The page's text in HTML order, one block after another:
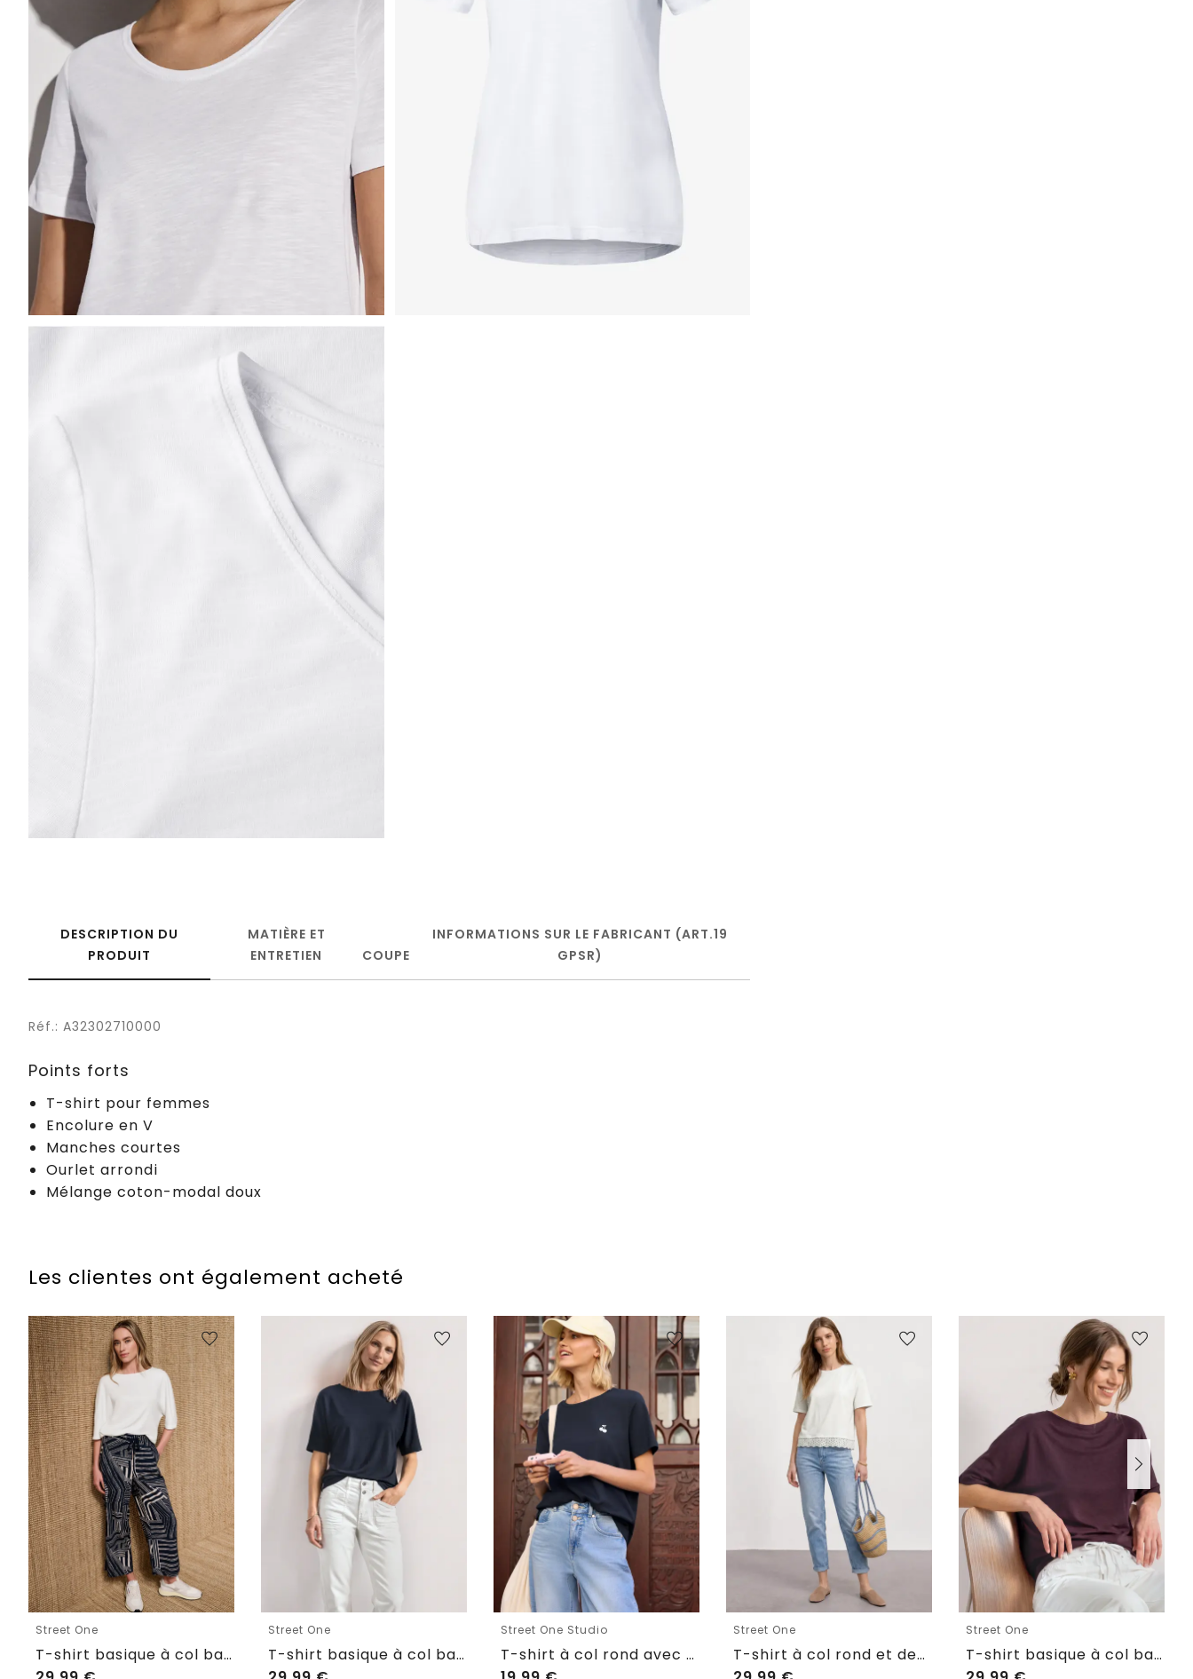
DESCRIPTION DU
PRODUIT
MATIÈRE ET
ENTRETIEN
COUPE
INFORMATIONS SUR LE FABRICANT (ART.19
GPSR)
Réf.: A32302710000
Points forts
T-shirt pour femmes
Encolure en V
Manches courtes
Ourlet arrondi
Mélange coton-modal doux
Les clientes ont également acheté
Street One
T-shirt basique à col bateau et ourlet élastiqué
Street One
T-shirt basique à col bateau et ourlet élastiqué
Street One Studio
T-shirt à col rond avec détail brodé
Street One
T-shirt à col rond et dentelle
Street One
T-shirt basique à col bateau et ourlet élastiqué